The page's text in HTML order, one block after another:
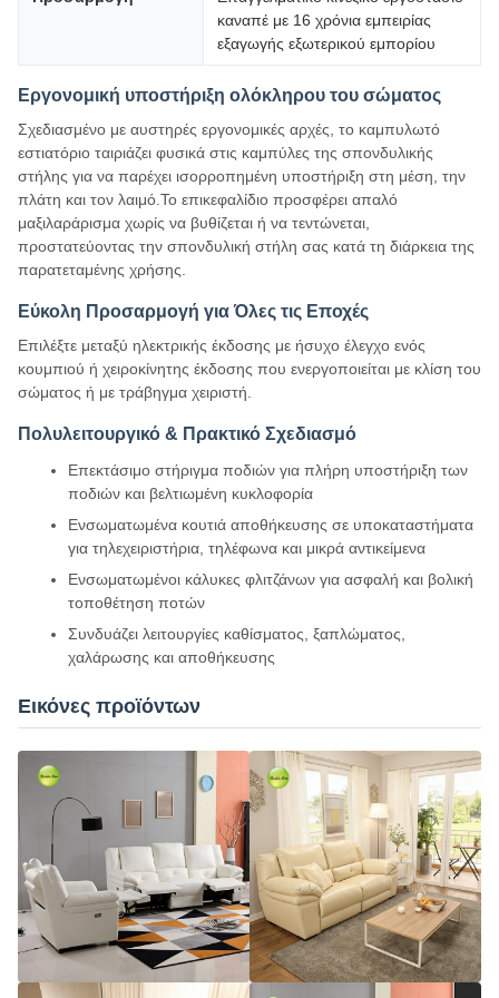
καναπέ με 16 χρόνια εμπειρίας
εξαγωγής εξωτερικού εμπορίου
Εργονομική υποστήριξη ολόκληρου του σώματος
Σχεδιασμένο με αυστηρές εργονομικές αρχές, το καμπυλωτό
εστιατόριο ταιριάζει φυσικά στις καμπύλες της σπονδυλικής
στήλης για να παρέχει ισορροπημένη υποστήριξη στη μέση, την
πλάτη και τον λαιμό.Το επικεφαλίδιο προσφέρει απαλό
μαξιλαράρισμα χωρίς να βυθίζεται ή να τεντώνεται,
προστατεύοντας την σπονδυλική στήλη σας κατά τη διάρκεια της
παρατεταμένης χρήσης.
Εύκολη Προσαρμογή για Όλες τις Εποχές
Επιλέξτε μεταξύ ηλεκτρικής έκδοσης με ήσυχο έλεγχο ενός
κουμπιού ή χειροκίνητης έκδοσης που ενεργοποιείται με κλίση του
σώματος ή με τράβηγμα χειριστή.
Πολυλειτουργικό & Πρακτικό Σχεδιασμό
Επεκτάσιμο στήριγμα ποδιών για πλήρη υποστήριξη των
ποδιών και βελτιωμένη κυκλοφορία
Ενσωματωμένα κουτιά αποθήκευσης σε υποκαταστήματα
για τηλεχειριστήρια, τηλέφωνα και μικρά αντικείμενα
Ενσωματωμένοι κάλυκες φλιτζάνων για ασφαλή και βολική
τοποθέτηση ποτών
Συνδυάζει λειτουργίες καθίσματος, ξαπλώματος,
χαλάρωσης και αποθήκευσης
Εικόνες προϊόντων